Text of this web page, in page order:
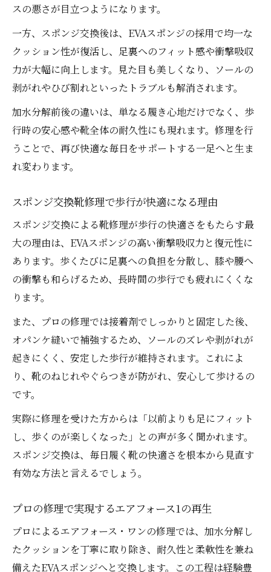
スの悪さが目立つようになります。
一方、スポンジ交換後は、EVAスポンジの採用で均一な
クッション性が復活し、足裏へのフィット感や衝撃吸収
力が大幅に向上します。見た目も美しくなり、ソールの
剥がれやひび割れといったトラブルも解消されます。
加水分解前後の違いは、単なる履き心地だけでなく、歩
行時の安心感や靴全体の耐久性にも現れます。修理を行
うことで、再び快適な毎日をサポートする一足へと生ま
れ変わります。
スポンジ交換靴修理で歩行が快適になる理由
スポンジ交換による靴修理が歩行の快適さをもたらす最
大の理由は、EVAスポンジの高い衝撃吸収力と復元性に
あります。歩くたびに足裏への負担を分散し、膝や腰へ
の衝撃も和らげるため、長時間の歩行でも疲れにくくな
ります。
また、プロの修理では接着剤でしっかりと固定した後、
オパンケ縫いで補強するため、ソールのズレや剥がれが
起きにくく、安定した歩行が維持されます。これによ
り、靴のねじれやぐらつきが防がれ、安心して歩けるの
です。
実際に修理を受けた方からは「以前よりも足にフィット
し、歩くのが楽しくなった」との声が多く聞かれます。
スポンジ交換は、毎日履く靴の快適さを根本から見直す
有効な方法と言えるでしょう。
プロの修理で実現するエアフォース1の再生
プロによるエアフォース・ワンの修理では、加水分解し
たクッションを丁寧に取り除き、耐久性と柔軟性を兼ね
備えたEVAスポンジへと交換します。この工程は経験豊